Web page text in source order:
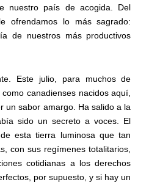
nuestro país de acogida. Del
ofrendamos lo más sagrado:
de nuestros más productivos
Este julio, para muchos de
canadienses nacidos aquí,
un sabor amargo. Ha salido a la
sido un secreto a voces. El
esta tierra luminosa que tan
con sus regímenes totalitarios,
cotidianas a los derechos
por supuesto, y si hay un